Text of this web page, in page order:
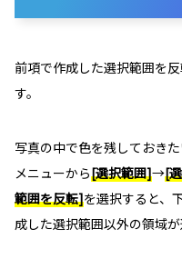
前項で作成した選択範囲を
す。
写真の中で色を残しておき
メニューから[選択範囲]→[
範囲を反転]を選択すると、
成した選択範囲以外の領域が